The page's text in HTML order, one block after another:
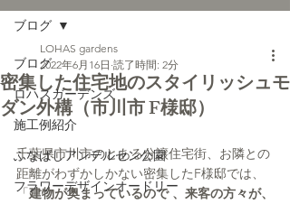
ブログ
ロハスガーデンズ
施工例紹介
ふなばしアンデルセン公園
フラワーデザインオードリー
ブログ
密集した住宅地のスタイリッシュモ
ダン外構（市川市 F様邸）
LOHAS gardens
2022年6月16日 読了時間: 2分
千葉県市川市のとある分譲住宅街、お隣との
距離がわずかしかない密集したF様邸では、
「建物が奥まっているので 、来客の方々が、